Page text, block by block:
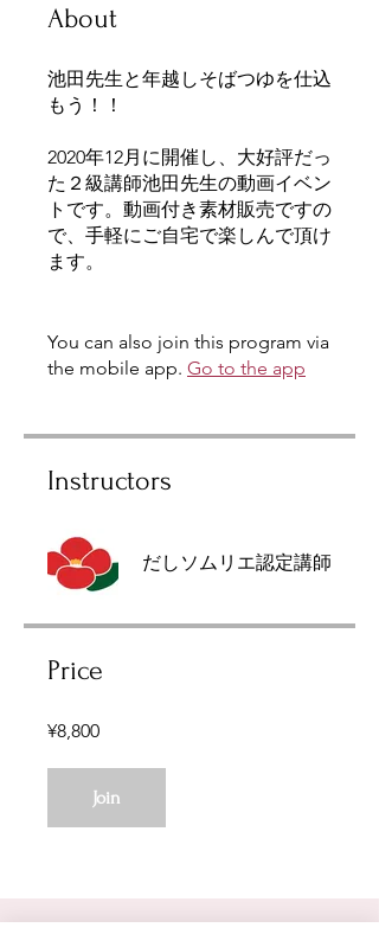
About
池田先生と年越しそばつゆを仕込
もう！！
2020年12月に開催し、大好評だっ
た２級講師池田先生の動画イベン
トです。動画付き素材販売ですの
で、手軽にご自宅で楽しんで頂け
ます。
You can also join this program via
the mobile app. Go to the app
Instructors
だしソムリエ認定講師
Price
¥8,800
Join